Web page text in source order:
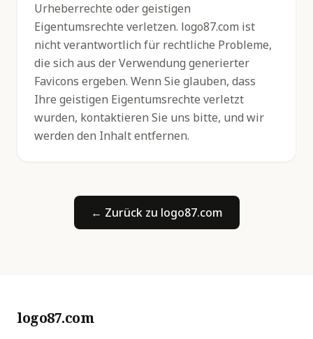
Urheberrechte oder geistigen
Eigentumsrechte verletzen. logo87.com ist
nicht verantwortlich für rechtliche Probleme,
die sich aus der Verwendung generierter
Favicons ergeben. Wenn Sie glauben, dass
Ihre geistigen Eigentumsrechte verletzt
wurden, kontaktieren Sie uns bitte, und wir
werden den Inhalt entfernen.
← Zurück zu logo87.com
logo87.com